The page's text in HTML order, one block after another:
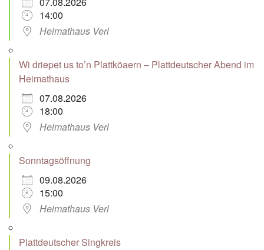
14:00
Heimathaus Verl
Wi driepet us to’n Plattköaern – Plattdeutscher Abend im
Heimathaus
07.08.2026
18:00
Heimathaus Verl
Sonntagsöffnung
09.08.2026
15:00
Heimathaus Verl
Plattdeutscher Singkreis